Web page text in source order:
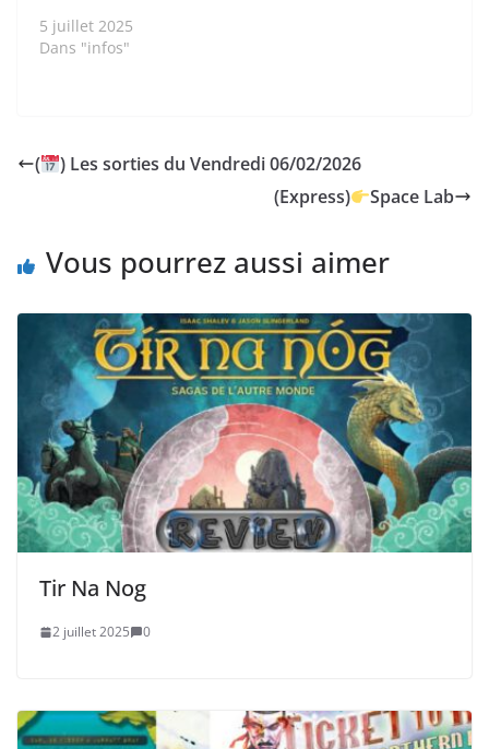
5 juillet 2025
Dans "infos"
(
) Les sorties du Vendredi 06/02/2026
(Express)
Space Lab
Vous pourrez aussi aimer
Tir Na Nog
2 juillet 2025 0